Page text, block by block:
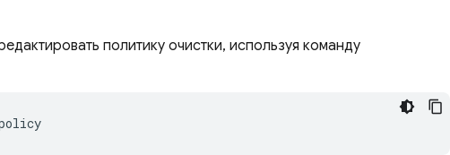
политику очистки, используя команду